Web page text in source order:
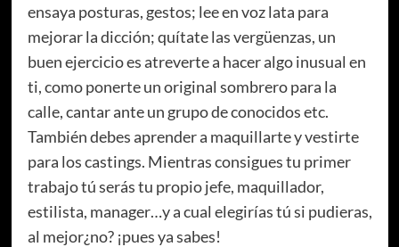
ensaya posturas, gestos; lee en voz lata para
mejorar la dicción; quítate las vergüenzas, un
buen ejercicio es atreverte a hacer algo inusual en
ti, como ponerte un original sombrero para la
calle, cantar ante un grupo de conocidos etc.
También debes aprender a maquillarte y vestirte
para los castings. Mientras consigues tu primer
trabajo tú serás tu propio jefe, maquillador,
estilista, manager…y a cual elegirías tú si pudieras,
al mejor¿no? ¡pues ya sabes!